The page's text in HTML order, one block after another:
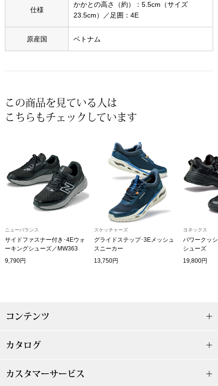
Miss Kyouko／ミスキョウコ
すべて見る
ク
ウオッチ／ア
ネックレス
ブレスレット
仕様
かかとの高さ（約）：5.5cm（サイズ
23.5cm）／足囲：4E
原産国 ベトナム
この商品を見ている人は
こちらもチェックしています
ニューバランス
サイドファスナー付き･4Eウォ
ーキングシューズ／MW363
9,790円
スケッチャーズ
グライドステップ･3Eメッシュ
スニーカー
13,750円
ヨネックス
パワークッ
シューズ
19,800円
コンテンツ
カタログ
カスタマーサービス